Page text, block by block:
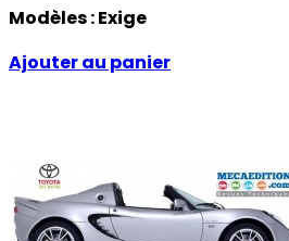
Modèles :Exige
Ajouter au panier